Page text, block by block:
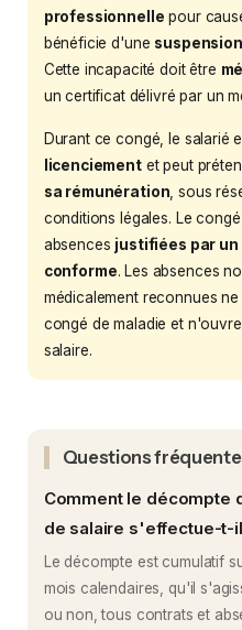
professionnelle pour
bénéficie d'une
Cette incapacité doit être
un certificat délivré par un
Durant ce congé, le salarié
licenciementet peut
sa rémunération , sous
conditions légales. Le
absences justifiées par
conforme. Les absences
médicalement reconnues
congé de maladie et
salaire.
Questions
Comment le décompte
de salaire s'effectue-t-
Le décompte est cumulatif
mois calendaires, qu'il
ou non, tous contrats et